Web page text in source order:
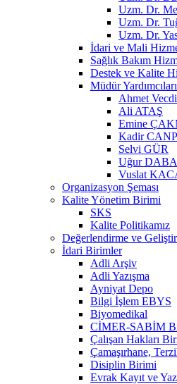
Uzm. Dr.
Uzm. Dr.
Uzm. Dr.
İdari ve Mali
Sağlık Bakım
Destek ve Kalite
Müdür Yardımcıları
Ahmet
Ali ATAŞ
Emine
Kadir
Selvi GÜR
Uğur
Vuslat
Organizasyon Şeması
Kalite Yönetim Birimi
SKS
Kalite Politikamız
Değerlendirme ve
İdari Birimler
Adli Arşiv
Adli Yazışma
Ayniyat Depo
Bilgi İşlem EBYS
Biyomedikal
CİMER-SABİM
Çalışan Hakları
Çamaşırhane,
Disiplin Birimi
Evrak Kayıt ve